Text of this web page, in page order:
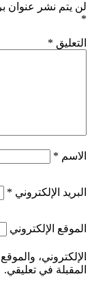
لن يتم نشر عنوان
*
التعليق *
الاسم *
البريد الإلكتروني *
الموقع الإلكتروني
الإلكتروني،
المقبلة في تعليقي.